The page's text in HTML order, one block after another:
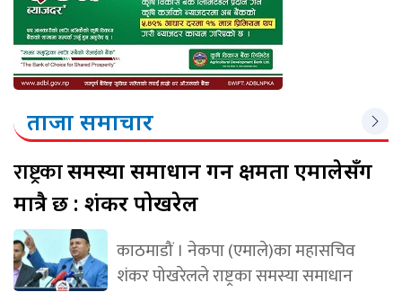
ताजा समाचार
राष्ट्रकासमस्या समाधान गर्ने क्षमता एमालेसँग
मात्रै छ : शंकर पोखरेल
काठमाडौं । नेकपा (एमाले)का महासचिव
शंकर पोखरेलले राष्ट्रका समस्या समाधान